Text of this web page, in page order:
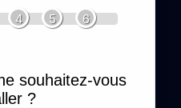
4 5 6
souhaitez-vous
?